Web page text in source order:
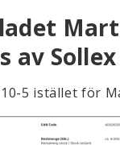
av Sollex
5 istället för